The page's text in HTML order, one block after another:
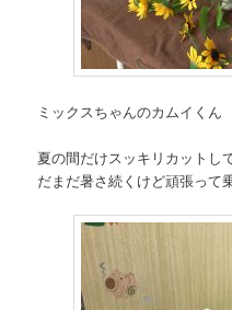
ミックスちゃんのカムイくん
夏の間だけスッキリカットし